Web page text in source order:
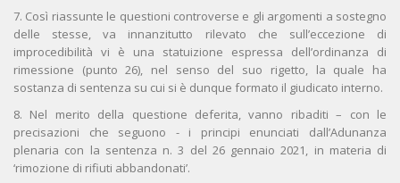
7. Così riassunte le questioni controverse e gli argomenti a sostegno
delle stesse, va innanzitutto rilevato che sull’eccezione di
improcedibilità vi è una statuizione espressa dell’ordinanza di
rimessione (punto 26), nel senso del suo rigetto, la quale ha
sostanza di sentenza su cui si è dunque formato il giudicato interno.
8. Nel merito della questione deferita, vanno ribaditi – con le
precisazioni che seguono - i principi enunciati dall’Adunanza
plenaria con la sentenza n. 3 del 26 gennaio 2021, in materia di
‘rimozione di rifiuti abbandonati’.